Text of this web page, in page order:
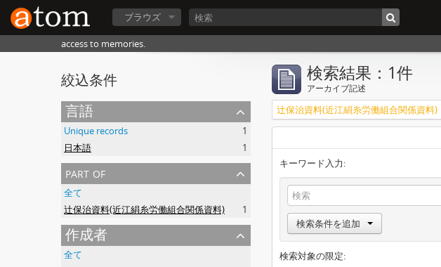
ブラウズ
access to memories.
絞込条件
言語
Unique records
1
日本語
1
part of
全て
辻保治資料(近江絹糸労働組合関係資料)
1
作成者
全て
検索結果：1件
アーカイブ記述
辻保治資料(近江絹糸労働組合関係資料)
キーワード入力:
検索条件を追加
検索対象の限定: